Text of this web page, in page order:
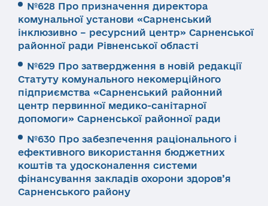
№628 Про призначення директора
комунальної установи «Сарненський
інклюзивно – ресурсний центр» Сарненської
районної ради Рівненської області
№629 Про затвердження в новій редакції
Статуту комунального некомерційного
підприємства «Сарненський районний
центр первинної медико-санітарної
допомоги» Сарненської районної ради
№630 Про забезпечення раціонального і
ефективного використання бюджетних
коштів та удосконалення системи
фінансування закладів охорони здоров’я
Сарненського району